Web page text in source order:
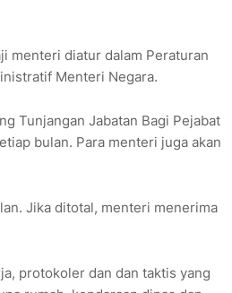
menteri diatur dalam Peraturan
Menteri Negara.
Tunjangan Jabatan Bagi Pejabat
bulan. Para menteri juga akan
Jika ditotal, menteri menerima
protokoler dan dan taktis yang